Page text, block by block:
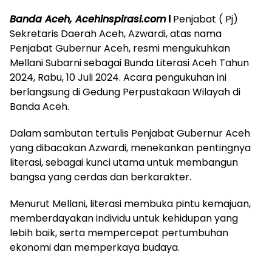
Banda Aceh, Acehinspirasi.coml Penjabat ( Pj)
Sekretaris Daerah Aceh, Azwardi, atas nama
Penjabat Gubernur Aceh, resmi mengukuhkan
Mellani Subarni sebagai Bunda Literasi Aceh Tahun
2024, Rabu, 10 Juli 2024. Acara pengukuhan ini
berlangsung di Gedung Perpustakaan Wilayah di
Banda Aceh.
Dalam sambutan tertulis Penjabat Gubernur Aceh
yang dibacakan Azwardi, menekankan pentingnya
literasi, sebagai kunci utama untuk membangun
bangsa yang cerdas dan berkarakter.
Menurut Mellani, literasi membuka pintu kemajuan,
memberdayakan individu untuk kehidupan yang
lebih baik, serta mempercepat pertumbuhan
ekonomi dan memperkaya budaya.